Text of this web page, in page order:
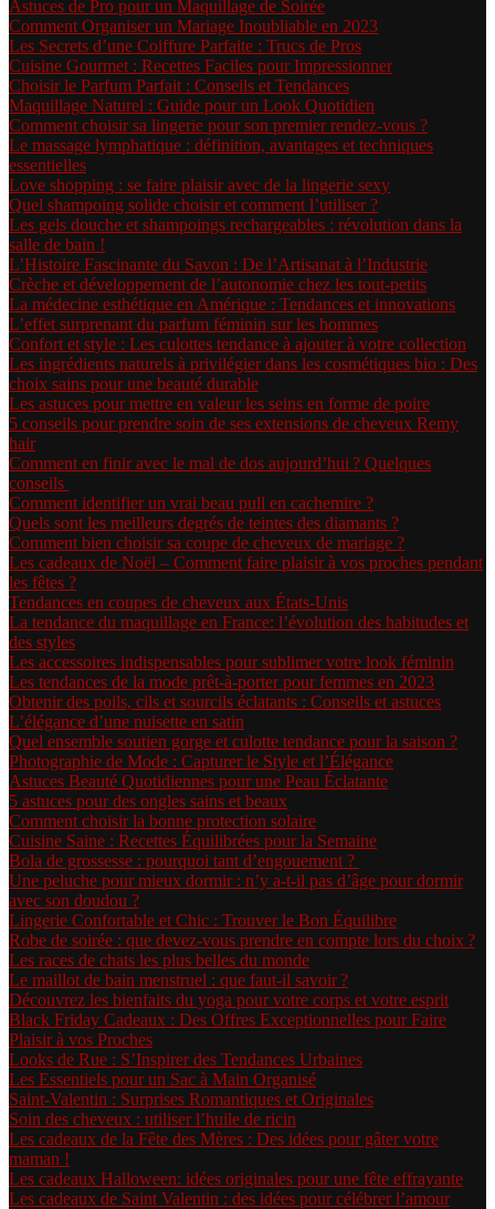
Astuces de Pro pour un Maquillage de Soirée
Comment Organiser un Mariage Inoubliable en 2023
Les Secrets d’une Coiffure Parfaite : Trucs de Pros
Cuisine Gourmet : Recettes Faciles pour Impressionner
Choisir le Parfum Parfait : Conseils et Tendances
Maquillage Naturel : Guide pour un Look Quotidien
Comment choisir sa lingerie pour son premier rendez-vous ?
Le massage lymphatique : définition, avantages et techniques
essentielles
Love shopping : se faire plaisir avec de la lingerie sexy
Quel shampoing solide choisir et comment l’utiliser ?
Les gels douche et shampoings rechargeables : révolution dans la
salle de bain !
L’Histoire Fascinante du Savon : De l’Artisanat à l’Industrie
Crèche et développement de l’autonomie chez les tout-petits
La médecine esthétique en Amérique : Tendances et innovations
L’effet surprenant du parfum féminin sur les hommes
Confort et style : Les culottes tendance à ajouter à votre collection
Les ingrédients naturels à privilégier dans les cosmétiques bio : Des
choix sains pour une beauté durable
Les astuces pour mettre en valeur les seins en forme de poire
5 conseils pour prendre soin de ses extensions de cheveux Remy
hair
Comment en finir avec le mal de dos aujourd’hui ? Quelques
conseils
Comment identifier un vrai beau pull en cachemire ?
Quels sont les meilleurs degrés de teintes des diamants ?
Comment bien choisir sa coupe de cheveux de mariage ?
Les cadeaux de Noël – Comment faire plaisir à vos proches pendant
les fêtes ?
Tendances en coupes de cheveux aux États-Unis
La tendance du maquillage en France: l’évolution des habitudes et
des styles
Les accessoires indispensables pour sublimer votre look féminin
Les tendances de la mode prêt-à-porter pour femmes en 2023
Obtenir des poils, cils et sourcils éclatants : Conseils et astuces
L’élégance d’une nuisette en satin
Quel ensemble soutien gorge et culotte tendance pour la saison ?
Photographie de Mode : Capturer le Style et l’Élégance
Astuces Beauté Quotidiennes pour une Peau Éclatante
5 astuces pour des ongles sains et beaux
Comment choisir la bonne protection solaire
Cuisine Saine : Recettes Équilibrées pour la Semaine
Bola de grossesse : pourquoi tant d’engouement ?
Une peluche pour mieux dormir : n’y a-t-il pas d’âge pour dormir
avec son doudou ?
Lingerie Confortable et Chic : Trouver le Bon Équilibre
Robe de soirée : que devez-vous prendre en compte lors du choix ?
Les races de chats les plus belles du monde
Le maillot de bain menstruel : que faut-il savoir ?
Découvrez les bienfaits du yoga pour votre corps et votre esprit
Black Friday Cadeaux : Des Offres Exceptionnelles pour Faire
Plaisir à vos Proches
Looks de Rue : S’Inspirer des Tendances Urbaines
Les Essentiels pour un Sac à Main Organisé
Saint-Valentin : Surprises Romantiques et Originales
Soin des cheveux : utiliser l’huile de ricin
Les cadeaux de la Fête des Mères : Des idées pour gâter votre
maman !
Les cadeaux Halloween: idées originales pour une fête effrayante
Les cadeaux de Saint Valentin : des idées pour célébrer l’amour